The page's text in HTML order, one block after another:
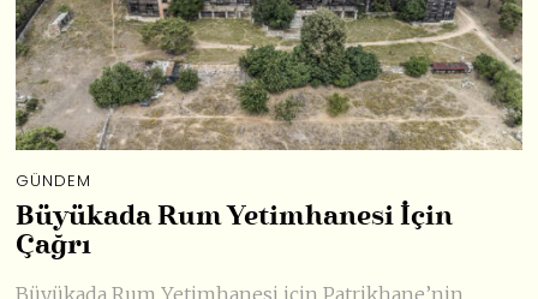
GÜNDEM
Büyükada Rum Yetimhanesi İçin
Çağrı